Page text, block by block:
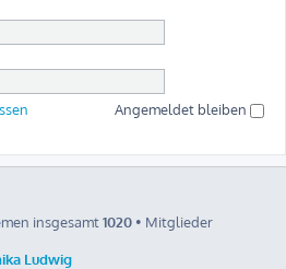
Angemeldet bleiben
insgesamt1020 • Mitglieder
Ludwig